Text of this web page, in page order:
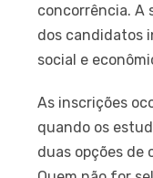
concorrência. A
dos candidatos
social e
As inscrições
quando os
duas opções de